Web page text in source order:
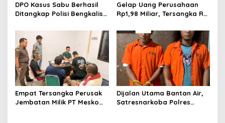
DPO Kasus Sabu Berhasil
Ditangkap Polisi Bengkalis,
Diringkus
Gelap Uang Perusahaan
Rp1,98 Miliar, Tersangka RS
PN Bengkalis, JPU Ajukan
Banding
Empat Tersangka Perusak
Jembatan Milik PT Meskom
Dijalan Utama Bantan Air,
Satresnarkoba Polres